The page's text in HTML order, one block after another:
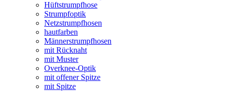
Hüftstrumpfhose
Strumpfoptik
Netzstrumpfhosen
hautfarben
Männerstrumpfhosen
mit Rücknaht
mit Muster
Overknee-Optik
mit offener Spitze
mit Spitze